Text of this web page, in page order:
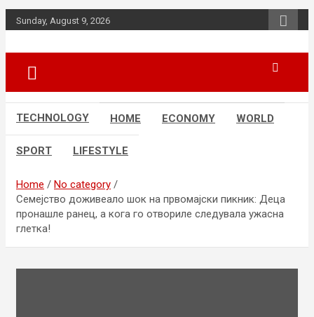
Skip
to
Sunday, August 9, 2026
d7-news.com
TECHNOLOGY HOME ECONOMY WORLD
SPORT LIFESTYLE
Home
No category
Семејство доживеало шок на првомајски пикник: Деца
пронашле ранец, а кога го отвориле следувала ужасна
глетка!